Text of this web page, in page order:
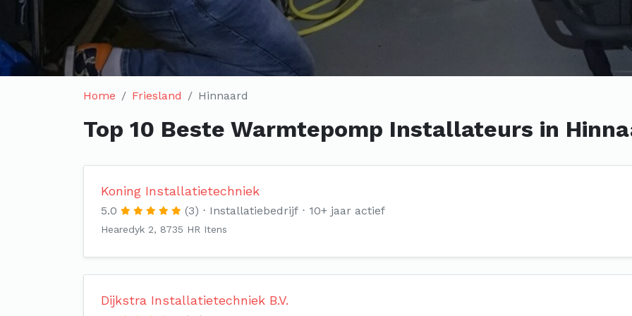
Home Friesland Hinnaard
Top 10 Beste Warmtepomp Installateurs in
Koning Installatietechniek
5.0 (3) Installatiebedrijf 10+ jaar actief
Hearedyk 2, 8735 HR Itens
Dijkstra Installatietechniek B.V.